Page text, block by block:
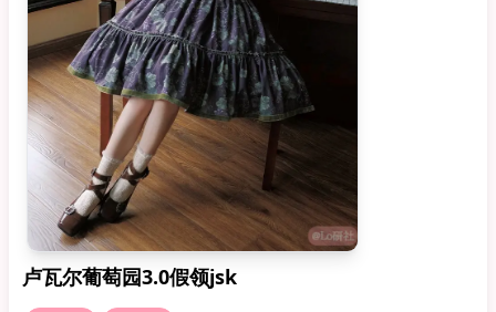
卢瓦尔葡萄园3.0假领jsk